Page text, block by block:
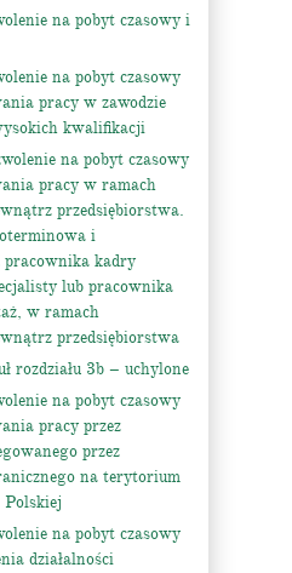
na pobyt czasowy i
na pobyt czasowy
pracy w zawodzie
kwalifikacji
na pobyt czasowy
pracy w ramach
przedsiębiorstwa.
i
pracownika kadry
lub pracownika
w ramach
przedsiębiorstwa
rozdziału 3b – uchylone
na pobyt czasowy
pracy przez
przez
na terytorium
Polskiej
na pobyt czasowy
działalności